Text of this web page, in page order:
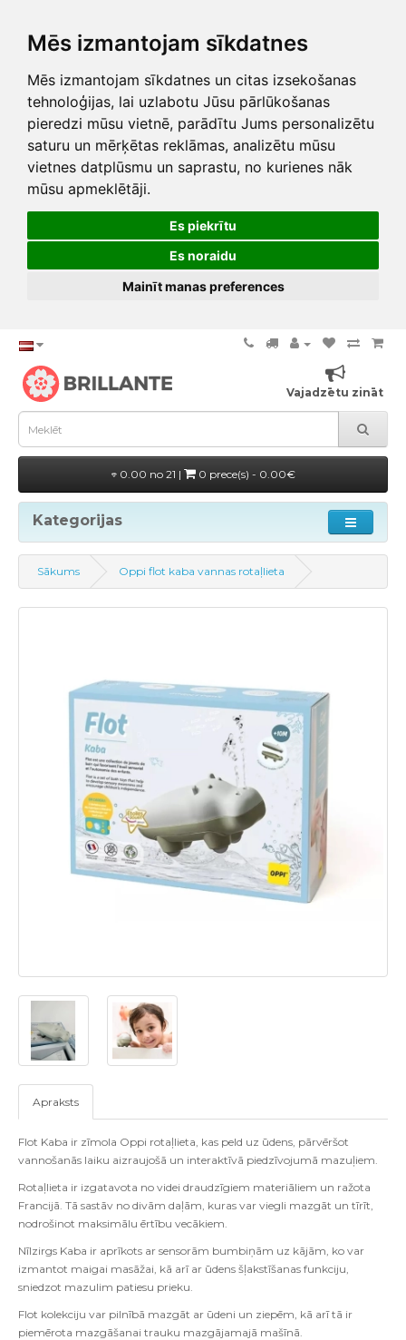
Mēs izmantojam sīkdatnes
Mēs izmantojam sīkdatnes un citas izsekošanas
tehnoloģijas, lai uzlabotu Jūsu pārlūkošanas
pieredzi mūsu vietnē, parādītu Jums personalizētu
saturu un mērķētas reklāmas, analizētu mūsu
vietnes datplūsmu un saprastu, no kurienes nāk
mūsu apmeklētāji.
Es piekrītu
Es noraidu
Mainīt manas preferences
Vajadzētu zināt
0.00 no 21 | 0 prece(s) - 0.00€
Kategorijas
Sākums Oppi flot kaba vannas rotaļlieta
Apraksts
Flot Kaba ir zīmola Oppi rotaļlieta, kas peld uz ūdens, pārvēršot
vannošanās laiku aizraujošā un interaktīvā piedzīvojumā mazuļiem.
Rotaļlieta ir izgatavota no videi draudzīgiem materiāliem un ražota
Francijā. Tā sastāv no divām daļām, kuras var viegli mazgāt un tīrīt,
nodrošinot maksimālu ērtību vecākiem.
Nīlzirgs Kaba ir aprīkots ar sensorām bumbiņām uz kājām, ko var
izmantot maigai masāžai, kā arī ar ūdens šļakstīšanas funkciju,
sniedzot mazulim patiesu prieku.
Flot kolekciju var pilnībā mazgāt ar ūdeni un ziepēm, kā arī tā ir
piemērota mazgāšanai trauku mazgājamajā mašīnā.